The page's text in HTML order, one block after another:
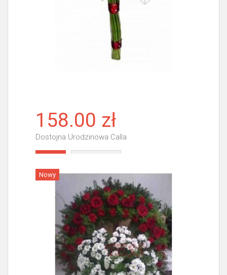
158.00 zł
Dostojna Urodzinowa Calla
Nowy